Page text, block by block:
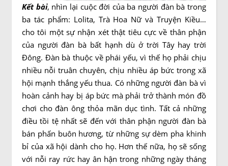
Kết bài, nhìn lại cuộc đời của ba người đàn bà trong
ba tác phẩm: Lolita, Trà Hoa Nữ và Truyện Kiều…
cho tôi một sự nhận xét thật tiêu cực về thân phận
của người đàn bà bất hạnh dù ở trời Tây hay trời
Đông. Đàn bà thuộc về phái yếu, vì thế họ phải chịu
nhiều nỗi truân chuyên, chịu nhiều áp bức trong xã
hội mạnh thắng yếu thua. Có những người đàn bà vì
hoàn cảnh hay bị áp bức mà phải trở thành món đồ
chơi cho đàn ông thỏa mãn dục tình. Tất cả những
điều tồi tệ nhất sẽ đến với thân phận người đàn bà
bán phấn buôn hương, từ những sự dèm pha khinh
bỉ của xã hội dành cho họ. Hơn thế nữa, họ sẽ sống
với nỗi ray rức hay ân hận trong những ngày tháng